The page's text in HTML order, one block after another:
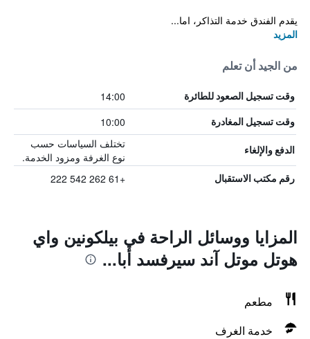
يقدم الفندق خدمة التذاكر، اما...
المزيد
من الجيد أن تعلم
وقت تسجيل الصعود للطائرة 14:00
وقت تسجيل المغادرة 10:00
الدفع والإلغاء
تختلف السياسات حسب
نوع الغرفة ومزود الخدمة.
رقم مكتب الاستقبال +61 262 542 222
المزايا ووسائل الراحة في بيلكونين واي
هوتل موتل آند سيرفسد أبا...
مطعم
خدمة الغرف